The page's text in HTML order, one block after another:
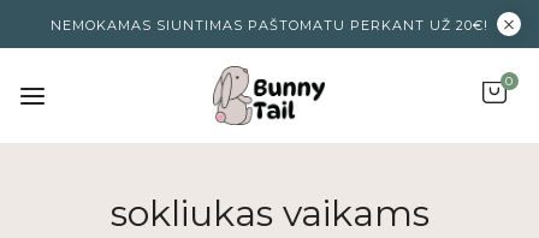
NEMOKAMAS SIUNTIMAS PAŠTOMATU PERKANT UŽ 20€!
0
sokliukas vaikams